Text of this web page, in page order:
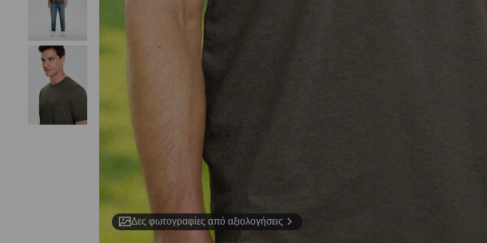
Δες φωτογραφίες από αξιολογήσεις